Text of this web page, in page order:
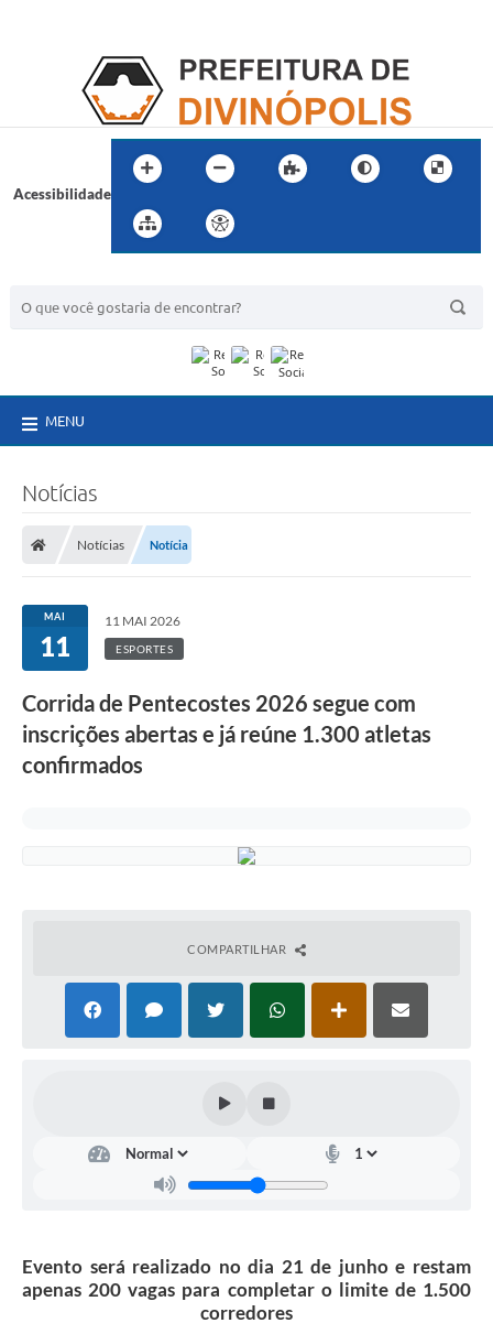
Acessibilidade
MENU
Notícias
Notícias Notícia
MAI
11
11 MAI 2026
ESPORTES
Corrida de Pentecostes 2026 segue com
inscrições abertas e já reúne 1.300 atletas
confirmados
COMPARTILHAR
Evento será realizado no dia 21 de junho e restam
apenas 200 vagas para completar o limite de 1.500
corredores